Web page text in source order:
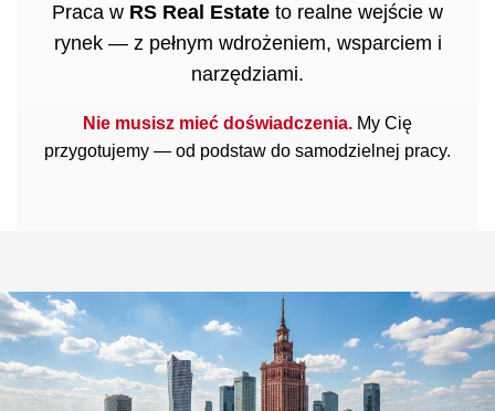
Praca w RS Real Estate to realne wejście w
rynek — z pełnym wdrożeniem, wsparciem i
narzędziami.
Nie musisz mieć doświadczenia. My Cię
przygotujemy — od podstaw do samodzielnej pracy.